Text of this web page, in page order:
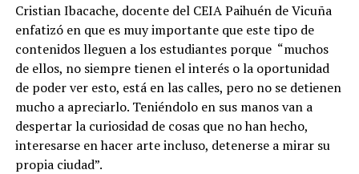
Cristian Ibacache, docente del CEIA Paihuén de Vicuña
enfatizó en que es muy importante que este tipo de
contenidos lleguen a los estudiantes porque “muchos
de ellos, no siempre tienen el interés o la oportunidad
de poder ver esto, está en las calles, pero no se detienen
mucho a apreciarlo. Teniéndolo en sus manos van a
despertar la curiosidad de cosas que no han hecho,
interesarse en hacer arte incluso, detenerse a mirar su
propia ciudad”.